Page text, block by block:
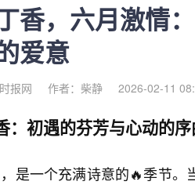
香，六月激情
爱意
报网 作者：柴静 2026-02-11
：初遇的芬芳与心动的
是一个充满诗意的🔥季节